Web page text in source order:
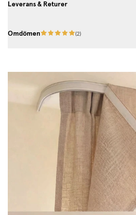
Leverans & Returer
Omdömen (2)